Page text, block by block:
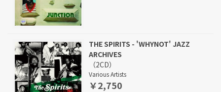
THE SPIRITS - 'WHYNOT' JAZZ
ARCHIVES
（2CD）
Various Artists
￥2,750